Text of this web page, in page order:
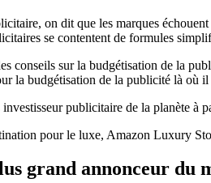
on dit que les marques
se contentent de formules
conseils sur la budgétisation de la
la budgétisation de la publicité là où
publicitaire de la planète à
pour le luxe, Amazon Luxury
grand annonceur du